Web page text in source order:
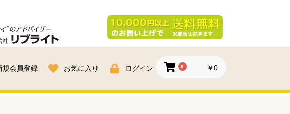
規会員登録 お気に入り ログイン 0 ￥0